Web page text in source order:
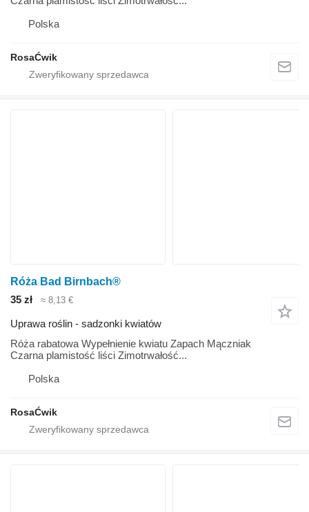
Polska
RosaĆwik
Róża Bad Birnbach®
35 zł
≈ 8,13 €
Uprawa roślin - sadzonki kwiatów
Róża rabatowa Wypełnienie kwiatu Zapach Mączniak
Czarna plamistość liści Zimotrwałość...
Polska
RosaĆwik